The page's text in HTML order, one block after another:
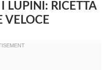
LUPINI: RICETTA
VELOCE